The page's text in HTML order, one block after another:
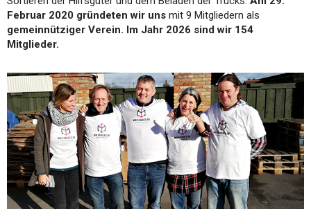
Februar 2020 gründeten wir uns mit 9 Mitgliedern als
gemeinnütziger Verein. Im Jahr 2026 sind wir 154
Mitglieder.